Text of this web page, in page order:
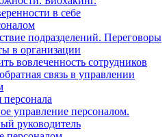
в себе
подразделений. Переговоры
в организации
вовлеченность сотрудников
связь в управлении
управление персоналом.
руководитель